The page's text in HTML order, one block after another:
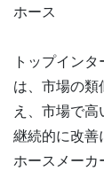
ホース
トップイン
は、市場の
え、市場で高
継続的に改善
ホースメーカ